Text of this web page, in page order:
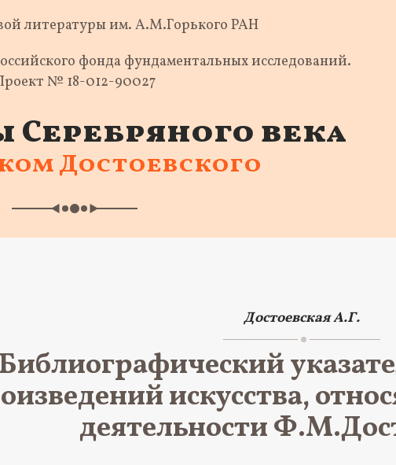
литературы им. А.М.Горького РАН
фонда фундаментальных исследований.
№ 18-012-90027
века
Достоевского
Достоевская А.Г.
Библиографический
искусства,
деятельности